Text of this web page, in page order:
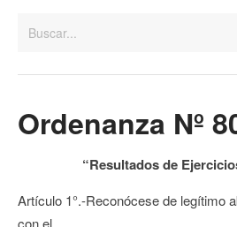
Ordenanza Nº
“Resultados de
Artículo 1°.-Reconócese de legítimo
con el